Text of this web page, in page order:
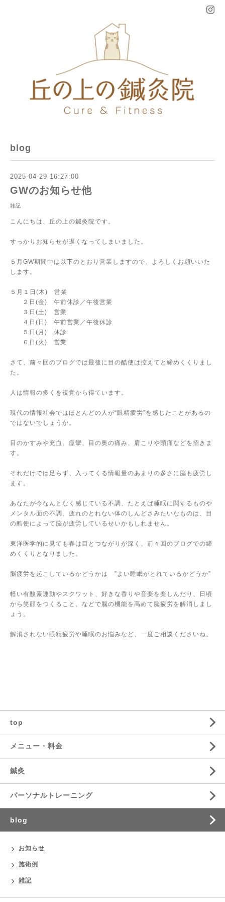
blog
2025-04-29 16:27:00
GWのお知らせ他
雑記
こんにちは、丘の上の鍼灸院です。
すっかりお知らせが遅くなってしまいました。
５月 GW期間中は以下のとおり営業しますので、よろしくお願いいた
します。
５月１日 (木) 営業
２日 (金) 午前休診／午後営業
３日 (土) 営業
４日 ( 日 ) 午前営業／午後休診
５日 ( 月 ) 休診
６日 (火 ) 営業
さて、前々回のブログでは最後に目の酷使は控えてと締めくくりまし
た。
人は情報の多くを視覚から得ています。
現代の情報社会ではほとんどの人が“眼精疲労”を感じたことがあるの
ではないでしょうか。
目のかすみや充血、痙攣、目の奥の痛み、肩こりや頭痛などを招きま
す。
それだけでは足らず、入ってくる情報量のあまりの多さに脳も疲労し
ます。
あなたが今なんとなく感じている不調、たとえば睡眠に関するものや
メンタル面の不調、疲れのとれない体のしんどさみたいなものは、目
の酷使によって脳が疲労しているせいかもしれません。
東洋医学的に見ても春は目とつながりが深く、前々回のブログでの締
めくくりとなりました。
脳疲労を起こしているかどうかは ”よい睡眠がとれているかどうか”
軽い有酸素運動やスクワット、好きな香りや音楽を楽しんだり、日頃
から笑顔をつくること、などで脳の機能を高めて脳疲労を解消しまし
ょう。
解消されない眼精疲労や睡眠のお悩みなど、一度ご相談くださいね。
top
メニュー・料金
鍼灸
パーソナルトレーニング
blog
お知らせ
施術例
雑記